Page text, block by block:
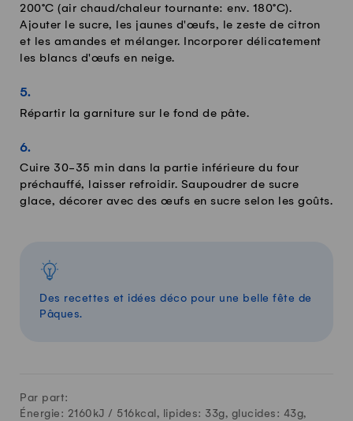
200°C (air chaud/chaleur tournante: env. 180°C).
Ajouter le sucre, les jaunes d'œufs, le zeste de citron
et les amandes et mélanger. Incorporer délicatement
les blancs d'œufs en neige.
Répartir la garniture sur le fond de pâte.
Cuire 30-35 min dans la partie inférieure du four
préchauffé, laisser refroidir. Saupoudrer de sucre
glace, décorer avec des œufs en sucre selon les goûts.
Des recettes et idées déco pour une belle fête de
Pâques.
Par part:
Énergie: 2160kJ / 516 kcal, lipides: 33g, glucides: 43g,